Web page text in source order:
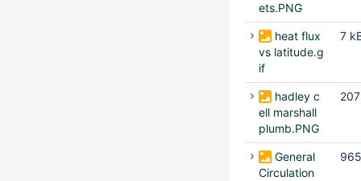
ets.PNG
heat flux
vs latitude.g
if
7
hadley c
ell marshall
plumb.PNG
General
Circulation